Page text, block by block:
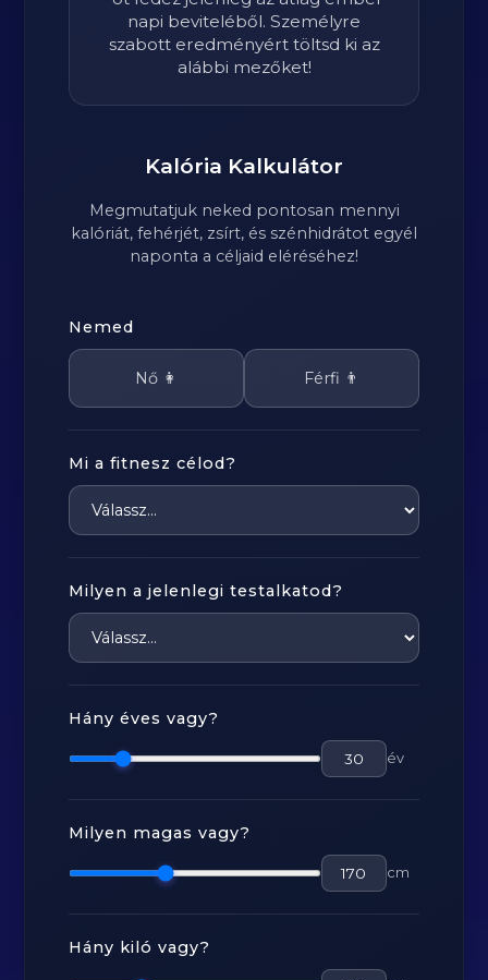
napi beviteléből. Személyre
szabott eredményért töltsd ki az
alábbi mezőket!
Kalória Kalkulátor
Megmutatjuk neked pontosan mennyi
kalóriát, fehérjét, zsírt, és szénhidrátot egyél
naponta a céljaid eléréséhez!
Nemed
Nő 👩 Férfi 👨
Mi a fitnesz célod?
Milyen a jelenlegi testalkatod?
Hány éves vagy?
év
Milyen magas vagy?
cm
Hány kiló vagy?